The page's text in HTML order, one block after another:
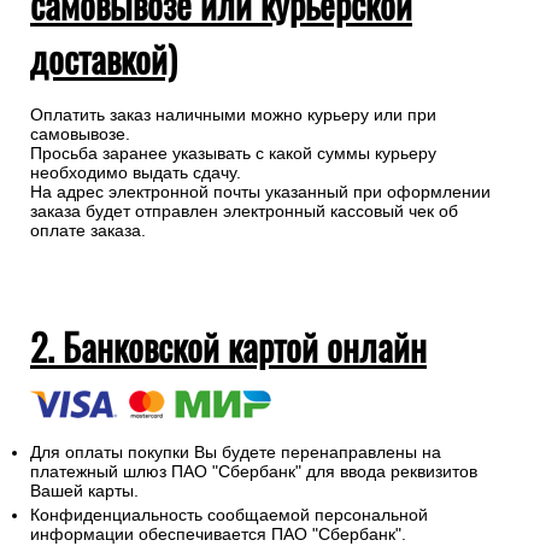
доставкой)
Оплатить заказ наличными можно курьеру или при
самовывозе.
Просьба заранее указывать с какой суммы курьеру
необходимо выдать сдачу.
На адрес электронной почты указанный при оформлении
заказа будет отправлен электронный кассовый чек об
оплате заказа.
2. Банковской картой онлайн
Для оплаты покупки Вы будете перенаправлены на
платежный шлюз ПАО "Сбербанк" для ввода реквизитов
Вашей карты.
Конфиденциальность сообщаемой персональной
информации обеспечивается ПАО "Сбербанк".